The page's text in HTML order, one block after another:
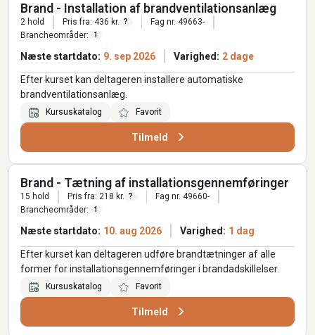
Brand - Installation af brandventilationsanlæg
2 hold Pris fra: 436 kr. ?
Fag nr. 49663-
Brancheområder:
1
Næste startdato: 9. sep 2026 Varighed: 2 dage
Efter kurset kan deltageren installere automatiske
brandventilationsanlæg.
Kursuskatalog Favorit
Tilmeld
Brand - Tætning af installationsgennemføringer
15 hold Pris fra: 218 kr. ?
Fag nr. 49660-
Brancheområder:
1
Næste startdato: 10. aug 2026 Varighed: 1 dag
Efter kurset kan deltageren udføre brandtætninger af alle
former for installationsgennemføringer i brandadskillelser.
Kursuskatalog Favorit
Tilmeld